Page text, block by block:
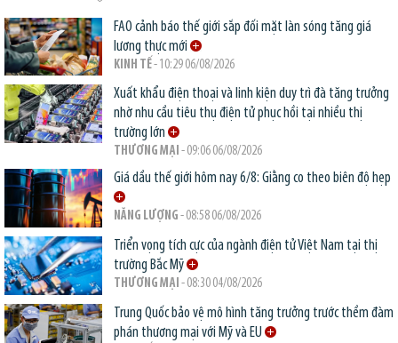
FAO cảnh báo thế giới sắp đối mặt làn sóng tăng giá
lương thực mới
KINH TẾ- 10:29 06/08/2026
Xuất khẩu điện thoại và linh kiện duy trì đà tăng trưởng
nhờ nhu cầu tiêu thụ điện tử phục hồi tại nhiều thị
trường lớn
THƯƠNG MẠI - 09:06 06/08/2026
Giá dầu thế giới hôm nay 6/8: Giằng co theo biên độ hẹp
NĂNG LƯỢNG - 08:58 06/08/2026
Triển vọng tích cực của ngành điện tử Việt Nam tại thị
trường Bắc Mỹ
THƯƠNG MẠI - 08:30 04/08/2026
Trung Quốc bảo vệ mô hình tăng trưởng trước thềm đàm
phán thương mại với Mỹ và EU